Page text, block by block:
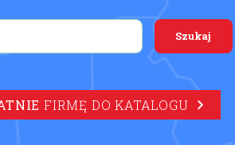
FIRMĘ DO KATALOGU